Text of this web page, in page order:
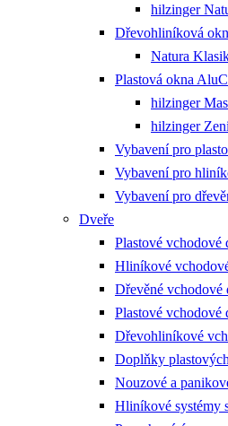
hilzinger
Dřevohliníková
Natura
Plastová okna
hilzinger
hilzinger
Vybavení pro
Vybavení pro
Vybavení pro
Dveře
Plastové vchodové
Hliníkové
Dřevěné vchodové
Plastové
Dřevohliníkové
Doplňky
Nouzové a
Hliníkové systémy